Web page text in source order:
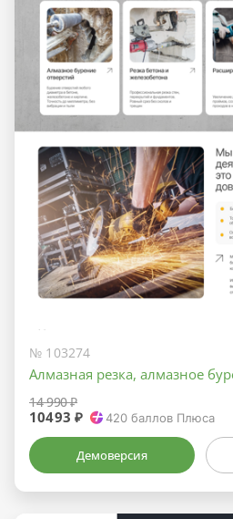
№ 103274
Алмазная резка, алмазное
14 990 ₽
10493 ₽ 420 баллов Плюса
Демоверсия